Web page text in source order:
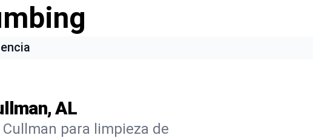
AL
para limpieza de